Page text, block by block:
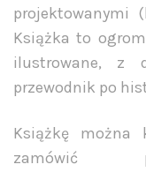
projektowanymi
Książka to
ilustrowane, z
przewodnik po
Książkę można
zamówić